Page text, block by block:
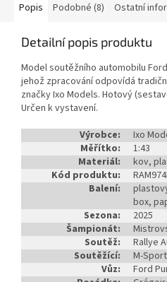
Popis Podobné (8) Ostatní
Detailní popis produktu
Model soutěžního automobilu
jehož zpracování odpovídá
značky Ixo Models. Hotový
Určen k vystavení.
Výrobce:
Ixo
Měřítko:
1:43
Materiál:
kov,
Kód produktu:
Balení:
box,
Sezona:
2025
Šampionát:
Soutěž:
Rallye
Soutěžící:
M-
Vůz:
Ford